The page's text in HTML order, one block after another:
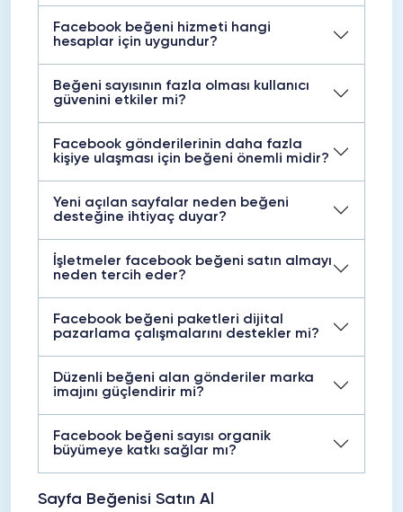
Facebook beğeni hizmeti hangi
hesaplar için uygundur?
Beğeni sayısının fazla olması kullanıcı
güvenini etkiler mi?
Facebook gönderilerinin daha fazla
kişiye ulaşması için beğeni önemli midir?
Yeni açılan sayfalar neden beğeni
desteğine ihtiyaç duyar?
İşletmeler facebook beğeni satın almayı
neden tercih eder?
Facebook beğeni paketleri dijital
pazarlama çalışmalarını destekler mi?
Düzenli beğeni alan gönderiler marka
imajını güçlendirir mi?
Facebook beğeni sayısı organik
büyümeye katkı sağlar mı?
Sayfa Beğenisi Satın Al